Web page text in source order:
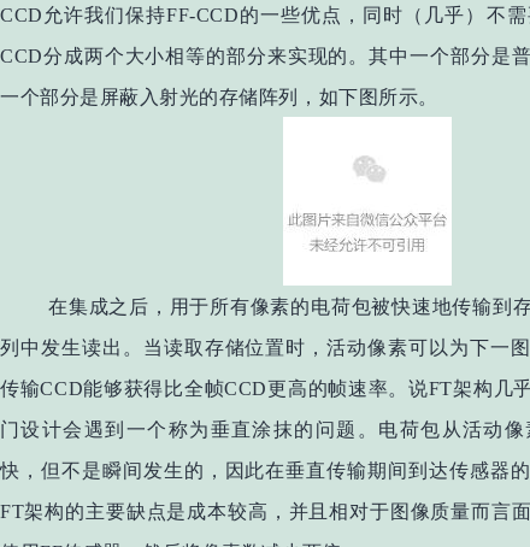
CCD允许我们保持FF-CCD的一些优点，同时（几乎）不
CCD分成两个大小相等的部分来实现的。其中一个部分是
一个部分是屏蔽入射光的存储阵列，如下图所示。
在集成之后，用于所有像素的电荷包被快速地传输到
列中发生读出。当读取存储位置时，活动像素可以为下一
传输CCD能够获得比全帧CCD更高的帧速率。说FT架构几
门设计会遇到一个称为垂直涂抹的问题。电荷包从活动
快，但不是瞬间发生的，因此在垂直传输期间到达传感器
FT架构的主要缺点是成本较高，并且相对于图像质量而言